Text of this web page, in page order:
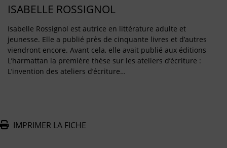
ISABELLE ROSSIGNOL
Isabelle Rossignol est autrice en littérature adulte et
jeunesse. Elle a publié près de cinquante livres et d’autres
viendront encore. Avant cela, elle avait publié aux éditions
L’harmattan la première thèse sur les ateliers d’écriture :
L’invention des ateliers d’écriture…
IMPRIMER LA FICHE